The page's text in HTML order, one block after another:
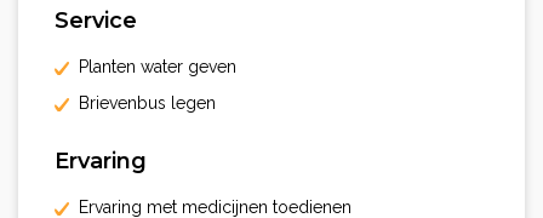
Service
Planten water geven
Brievenbus legen
Ervaring
Ervaring met medicijnen toedienen